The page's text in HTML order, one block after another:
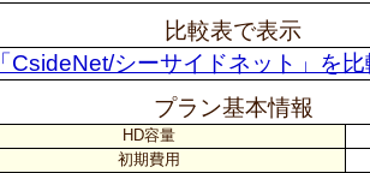
比較表で表示
「CsideNet/シーサイドネット」を
プラン基本情報
HD容量
初期費用